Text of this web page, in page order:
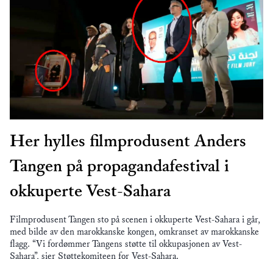
Her hylles filmprodusent Anders
Tangen på propagandafestival i
okkuperte Vest-Sahara
Filmprodusent Tangen sto på scenen i okkuperte Vest-Sahara i går,
med bilde av den marokkanske kongen, omkranset av marokkanske
flagg. “Vi fordømmer Tangens støtte til okkupasjonen av Vest-
Sahara”, sier Støttekomiteen for Vest-Sahara.